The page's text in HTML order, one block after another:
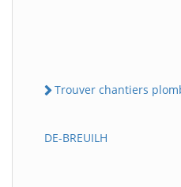
Trouver chantiers
DE-BREUILH